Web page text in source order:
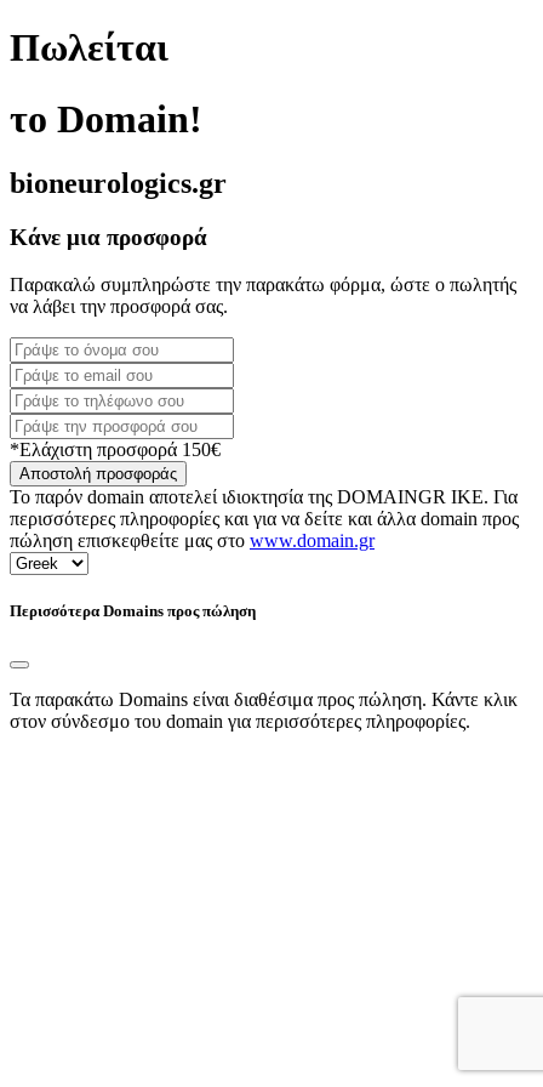
Πωλείται
το Domain!
bioneurologics.gr
Κάνε μια προσφορά
Παρακαλώ συμπληρώστε την παρακάτω φόρμα, ώστε ο πωλητής
να λάβει την προσφορά σας.
*Ελάχιστη προσφορά 150€
Αποστολή προσφοράς
Το παρόν domain αποτελεί ιδιοκτησία της DOMAINGR ΙΚΕ. Για
περισσότερες πληροφορίες και για να δείτε και άλλα domain προς
πώληση επισκεφθείτε μας στο www.domain.gr
Περισσότερα Domains προς πώληση
Τα παρακάτω Domains είναι διαθέσιμα προς πώληση. Κάντε κλικ
στον σύνδεσμο του domain για περισσότερες πληροφορίες.